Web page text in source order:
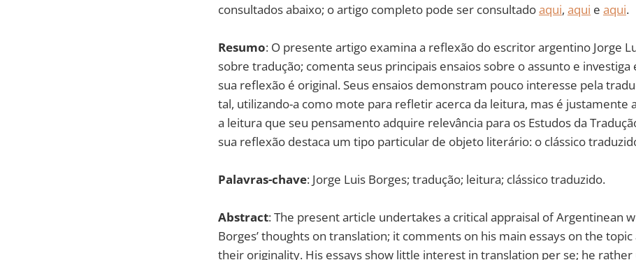
consultados abaixo; o artigo completo pode ser consultadoaqui, aqui e aqui.
Resumo: O presente artigo examina a reflexão do escritor argentino Jorge
sobre tradução; comenta seus principais ensaios sobre o assunto e
sua reflexão é original. Seus ensaios demonstram pouco interesse pela
tal, utilizando-a como mote para refletir acerca da leitura, mas é justamente
a leitura que seu pensamento adquire relevância para os Estudos da
sua reflexão destaca um tipo particular de objeto literário: o clássico
Palavras-chave: Jorge Luis Borges; tradução; leitura; clássico traduzido.
Abstract: The present article undertakes a critical appraisal of Argentinean
Borges’ thoughts on translation; it comments on his main essays on the topic
their originality. His essays show little interest in translation per se; he rather